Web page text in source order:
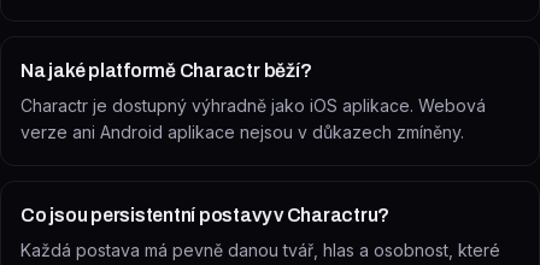
Na jaké platformě Charactr běží?
Charactr je dostupný výhradně jako iOS aplikace. Webová
verze ani Android aplikace nejsou v důkazech zmíněny.
Co jsou persistentní postavy v Charactru?
Každá postava má pevně danou tvář, hlas a osobnost, které